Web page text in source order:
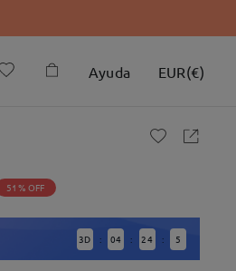
Ayuda EUR(€)
51% OFF
3D : 04 : 24 : 4